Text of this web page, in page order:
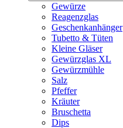
Gewürze
Reagenzglas
Geschenkanhänger
Tubetto & Tüten
Kleine Gläser
Gewürzglas XL
Gewürzmühle
Salz
Pfeffer
Kräuter
Bruschetta
Dips